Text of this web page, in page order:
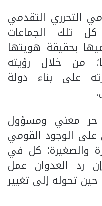
التحرري التقدمي
تلك الجماعات
بحقيقة هويتها
من خلال رؤيته
على بناء دولة
حر معني ومسؤول
الوجود القومي
والصغيرة؛ كل في
رد العدوان عمل
تحوله إلى تغيير